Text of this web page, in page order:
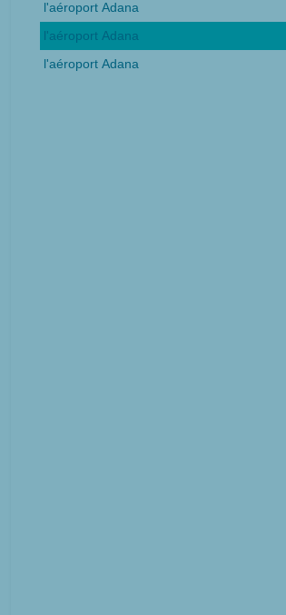
l'aéroport Adana
l'aéroport Adana
l'aéroport Adana